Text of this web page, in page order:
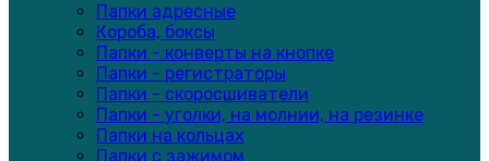
Папки адресные
Короба, боксы
Папки - конверты на кнопке
Папки - регистраторы
Папки - скоросшиватели
Папки - уголки, на молнии, на резинке
Папки на кольцах
Папки с зажимом